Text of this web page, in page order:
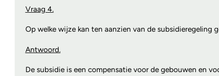
Vraag 4.
Op welke wijze kan ten aanzien van de subsidieregeling
Antwoord.
De subsidie is een compensatie voor de gebouwen en